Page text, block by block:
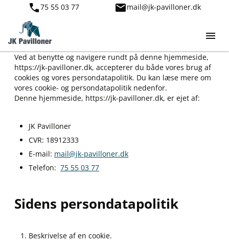
75 55 03 77 mail@jk-pavilloner.dk
Information om sidens
cookies og persondatapolitik
Ved at benytte og navigere rundt på denne hjemmeside,
https://jk-pavilloner.dk, accepterer du både vores brug af
cookies og vores persondatapolitik. Du kan læse mere om
vores cookie- og persondatapolitik nedenfor.
Denne hjemmeside, https://jk-pavilloner.dk, er ejet af:
JK Pavilloner
CVR: 18912333
E-mail: mail@jk-pavilloner.dk
Telefon: 75 55 03 77
Sidens persondatapolitik
Beskrivelse af en cookie.